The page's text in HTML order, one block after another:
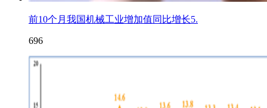
前10个月我国机械工业增加值同比增长5.
696